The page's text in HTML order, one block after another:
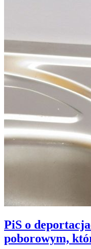
PiS o
poborowym,